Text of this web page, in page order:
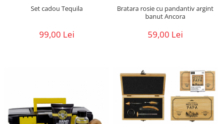
Set cadou Tequila
99,00 Lei
Bratara rosie cu pandantiv argint
banut Ancora
59,00 Lei